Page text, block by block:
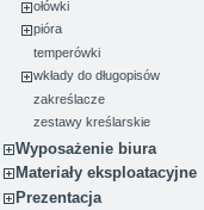
ołówki
pióra
temperówki
wkłady do długopisów
zakreślacze
zestawy kreślarskie
Wyposażenie biura
Materiały eksploatacyjne
Prezentacja